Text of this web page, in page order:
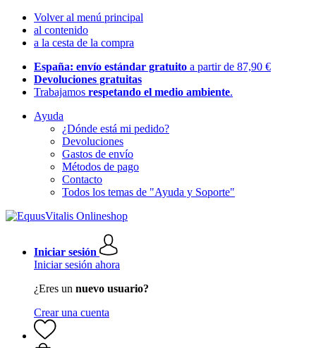
Volver al menú principal
al contenido
a la cesta de la compra
España: envío estándar gratuito a partir de 87,90 €
Devoluciones gratuitas
Trabajamos respetando el medio ambiente.
Ayuda
¿Dónde está mi pedido?
Devoluciones
Gastos de envío
Métodos de pago
Contacto
Todos los temas de "Ayuda y Soporte"
Iniciar sesión
Iniciar sesión ahora
¿Eres un nuevo usuario?
Crear una cuenta